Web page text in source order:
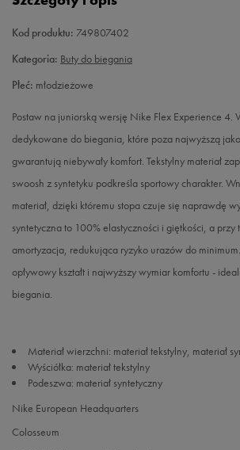
37,5 23,5 cm
38,5 24 cm
39 24,5 cm
Kod produktu: 749807402
Kategoria: Buty do biegania
Płeć: młodzieżowe
Postaw na juniorską wersję Nike Flex Experience 4.
dedykowane do biegania, które poza najwyższą
gwarantują niebywały komfort. Tekstylny materiał
swoosh z syntetyku podkreśla sportowy charakter.
materiał, dzięki któremu stopa czuje się naprawdę
syntetyczna to 100% elastyczności i giętkości, a przy
amortyzacja, redukująca ryzyko urazów do
opływowy kształt i najwyższy wymiar komfortu -
biegania.
Materiał wierzchni: materiał tekstylny, materiał
Wyściółka: materiał tekstylny
Podeszwa: materiał syntetyczny
Nike European Headquarters
Colosseum